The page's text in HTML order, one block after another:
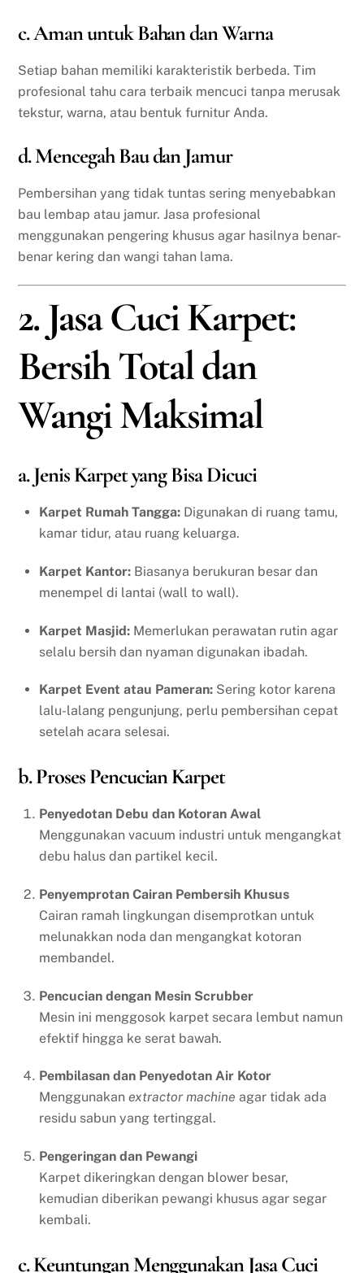
c. Aman untuk Bahan dan Warna
Setiap bahan memiliki karakteristik berbeda. Tim
profesional tahu cara terbaik mencuci tanpa merusak
tekstur, warna, atau bentuk furnitur Anda.
d. Mencegah Bau dan Jamur
Pembersihan yang tidak tuntas sering menyebabkan
bau lembap atau jamur. Jasa profesional
menggunakan pengering khusus agar hasilnya benar-
benar kering dan wangi tahan lama.
2. Jasa Cuci Karpet:
Bersih Total dan
Wangi Maksimal
a. Jenis Karpet yang Bisa Dicuci
Karpet Rumah Tangga: Digunakan di ruang tamu,
kamar tidur, atau ruang keluarga.
Karpet Kantor: Biasanya berukuran besar dan
menempel di lantai (wall to wall).
Karpet Masjid: Memerlukan perawatan rutin agar
selalu bersih dan nyaman digunakan ibadah.
Karpet Event atau Pameran: Sering kotor karena
lalu-lalang pengunjung, perlu pembersihan cepat
setelah acara selesai.
b. Proses Pencucian Karpet
Penyedotan Debu dan Kotoran Awal
Menggunakan vacuum industri untuk mengangkat
debu halus dan partikel kecil.
Penyemprotan Cairan Pembersih Khusus
Cairan ramah lingkungan disemprotkan untuk
melunakkan noda dan mengangkat kotoran
membandel.
Pencucian dengan Mesin Scrubber
Mesin ini menggosok karpet secara lembut namun
efektif hingga ke serat bawah.
Pembilasan dan Penyedotan Air Kotor
Menggunakan extractor machine agar tidak ada
residu sabun yang tertinggal.
Pengeringan dan Pewangi
Karpet dikeringkan dengan blower besar,
kemudian diberikan pewangi khusus agar segar
kembali.
c. Keuntungan Menggunakan Jasa Cuci